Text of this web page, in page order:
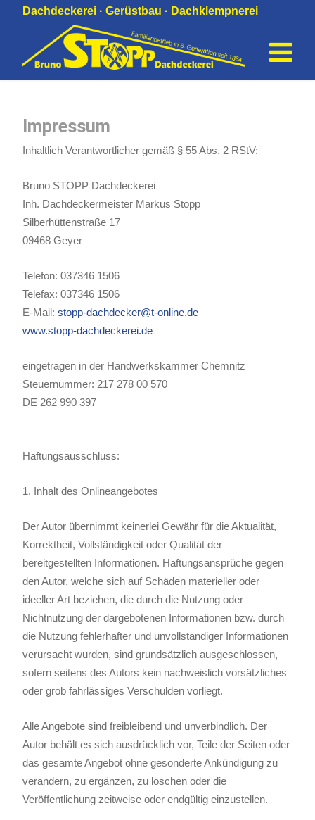
Dachdeckerei · Gerüstbau · Dachklempnerei
Impressum
Inhaltlich Verantwortlicher gemäß § 55 Abs. 2 RStV:
Bruno STOPP Dachdeckerei
Inh. Dachdeckermeister Markus Stopp
Silberhüttenstraße 17
09468 Geyer
Telefon: 037346 1506
Telefax: 037346 1506
E-Mail: stopp-dachdecker@t-online.de
www.stopp-dachdeckerei.de
eingetragen in der Handwerkskammer Chemnitz
Steuernummer: 217 278 00 570
DE 262 990 397
Haftungsausschluss:
1. Inhalt des Onlineangebotes
Der Autor übernimmt keinerlei Gewähr für die Aktualität,
Korrektheit, Vollständigkeit oder Qualität der
bereitgestellten Informationen. Haftungsansprüche gegen
den Autor, welche sich auf Schäden materieller oder
ideeller Art beziehen, die durch die Nutzung oder
Nichtnutzung der dargebotenen Informationen bzw. durch
die Nutzung fehlerhafter und unvollständiger Informationen
verursacht wurden, sind grundsätzlich ausgeschlossen,
sofern seitens des Autors kein nachweislich vorsätzliches
oder grob fahrlässiges Verschulden vorliegt.
Alle Angebote sind freibleibend und unverbindlich. Der
Autor behält es sich ausdrücklich vor, Teile der Seiten oder
das gesamte Angebot ohne gesonderte Ankündigung zu
verändern, zu ergänzen, zu löschen oder die
Veröffentlichung zeitweise oder endgültig einzustellen.